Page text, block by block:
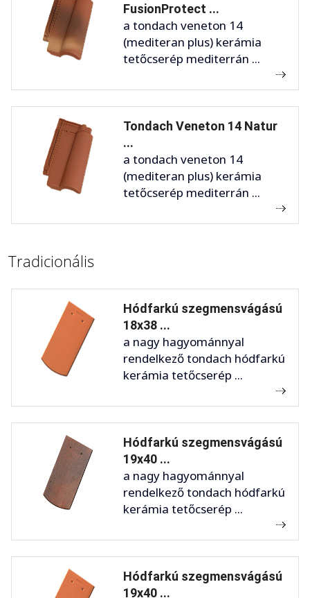
FusionProtect ...
a tondach veneton 14
(mediteran plus) kerámia
tetőcserép mediterrán ...
Tondach Veneton 14 Natur
...
a tondach veneton 14
(mediteran plus) kerámia
tetőcserép mediterrán ...
Tradicionális
Hódfarkú szegmensvágású
18x38 ...
a nagy hagyománnyal
rendelkező tondach hódfarkú
kerámia tetőcserép ...
Hódfarkú szegmensvágású
19x40 ...
a nagy hagyománnyal
rendelkező tondach hódfarkú
kerámia tetőcserép ...
Hódfarkú szegmensvágású
19x40 ...